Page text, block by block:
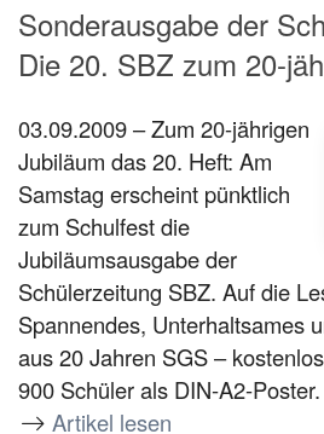
Sonderausgabe der
Die 20. SBZ zum 20-
03.09.2009 – Zum 20-jährigen
Jubiläum das 20. Heft: Am
Samstag erscheint pünktlich
zum Schulfest die
Jubiläumsausgabe der
Schülerzeitung SBZ. Auf die
Spannendes, Unterhaltsames
aus 20 Jahren SGS –
900 Schüler als DIN-A2-
Artikel lesen